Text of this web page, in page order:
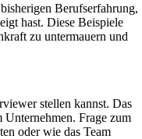
Berufserfahrung,
hast. Diese Beispiele
zu untermauern und
stellen kannst. Das
Unternehmen. Frage zum
oder wie das Team